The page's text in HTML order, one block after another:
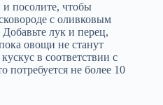
посолите, чтобы
с оливковым
лук и перец,
овощи не станут
в соответствии с
потребуется не более 10